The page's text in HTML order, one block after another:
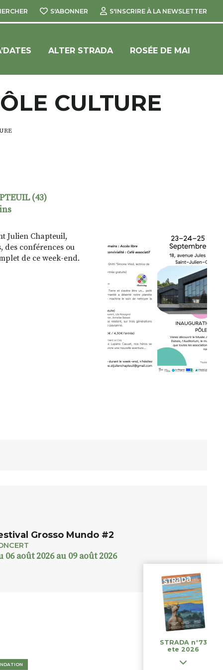
S'ABONNER S'INSCRIRE À LA NEWSLETTER
ALTER STRADA ROSÉE DE MAI
CULTURE
(43)
Julien Chapteuil,
des conférences ou
de ce week-end.
Grosso Mundo #2
06 août 2026 au 09 août 2026
STRADA n°73
ete 2026